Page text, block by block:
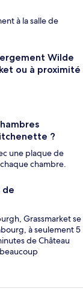
à la salle de
Wilde
ou à proximité
?
une plaque de
chambre.
de
Grassmarket se
à seulement 5
de Château